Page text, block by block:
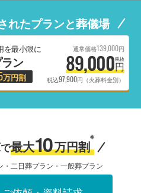
れたプランと葬儀場
を最小限に
ン
万円割
通常価格139,000円
89,000円
税抜
税込97,900円（火葬料金別）
で最大10万円割
※
二日葬プラン・一般葬プラン